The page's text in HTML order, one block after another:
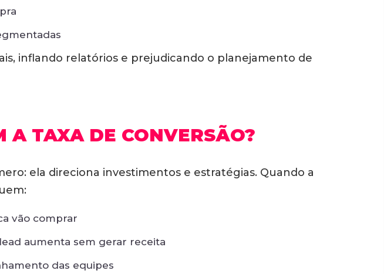
inflando relatórios e prejudicando o planejamento de
A TAXA DE CONVERSÃO?
ela direciona investimentos e estratégias. Quando a
vão comprar
aumenta sem gerar receita
das equipes